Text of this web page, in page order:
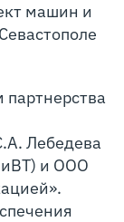
машин и
партнерства
Лебедева
и ООО